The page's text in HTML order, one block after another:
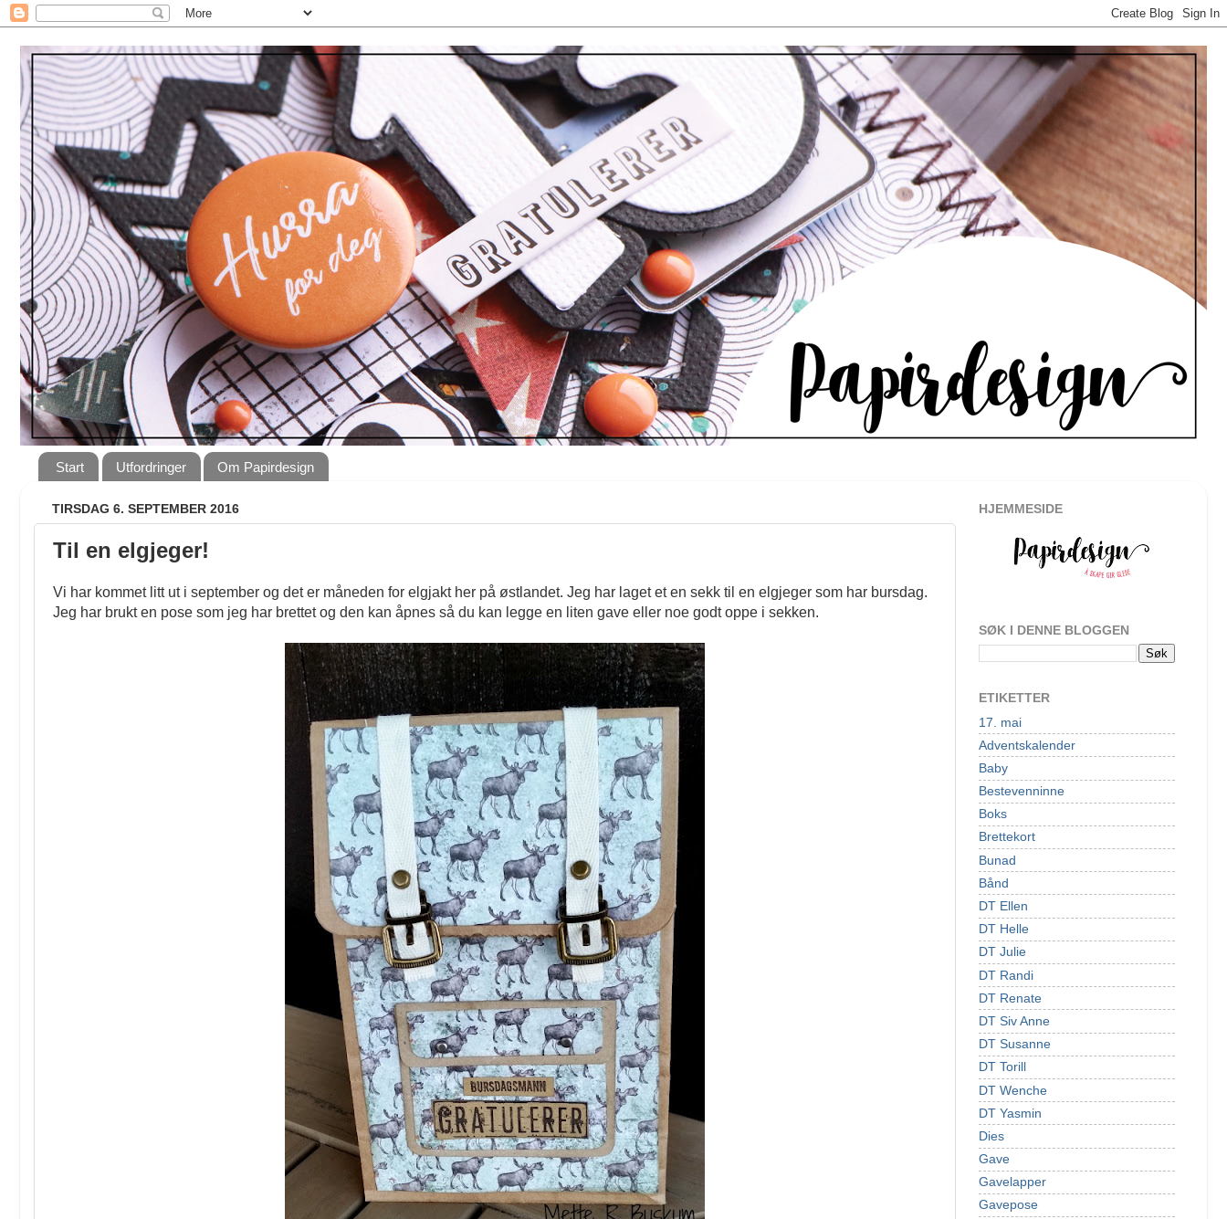
Start Utfordringer Om Papirdesign
TIRSDAG 6. SEPTEMBER 2016
Til en elgjeger!
Vi har kommet litt ut i september og det er måneden for elgjakt her på østlandet. Jeg har laget et en sekk til en elgjeger som har bursdag.
Jeg har brukt en pose som jeg har brettet og den kan åpnes så du kan legge en liten gave eller noe godt oppe i sekken.
HJEMMESIDE
SØK I DENNE BLOGGEN
ETIKETTER
17. mai
Adventskalender
Baby
Bestevenninne
Boks
Brettekort
Bunad
Bånd
DT Ellen
DT Helle
DT Julie
DT Randi
DT Renate
DT Siv Anne
DT Susanne
DT Torill
DT Wenche
DT Yasmin
Dies
Gave
Gavelapper
Gavepose